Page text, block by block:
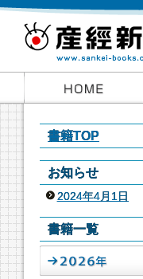
書籍TOP
お知らせ
2024年4月1日
書籍一覧